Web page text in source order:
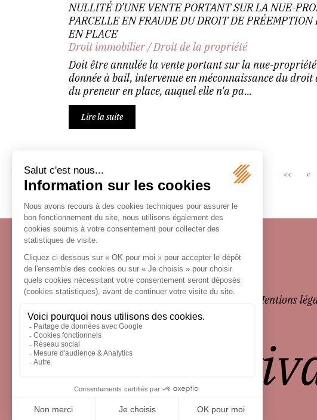
NULLITÉ D’UNE VENTE PORTANT SUR LA NUE-
PARCELLE EN FRAUDE DU DROIT DE PRÉEMPTION
EN PLACE
Droit immobilier/Droit de la propriété
Doit être annulée la vente portant sur la nue-propriété
donnée à bail, intervenue en méconnaissance du
du preneur en place, auquel elle n'a pa...
Lire la suite
<< <
Écosystème Mentions
le droit